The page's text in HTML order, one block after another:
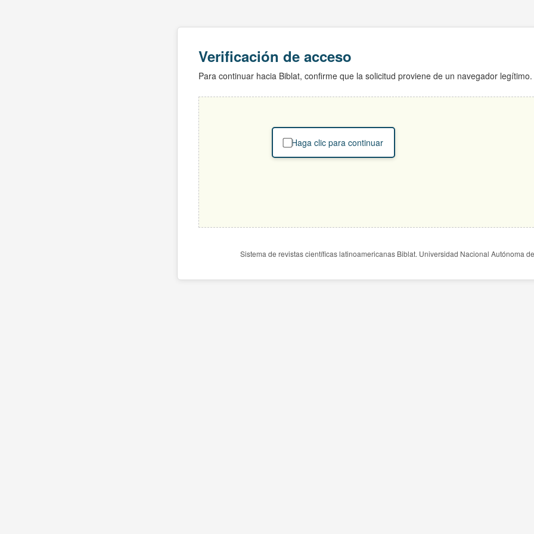
Verificación de acceso
Para continuar hacia Biblat, confirme que la solicitud proviene de un navegador legítimo.
Haga clic para continuar
Sistema de revistas científicas latinoamericanas Biblat. Universidad Nacional Autónoma